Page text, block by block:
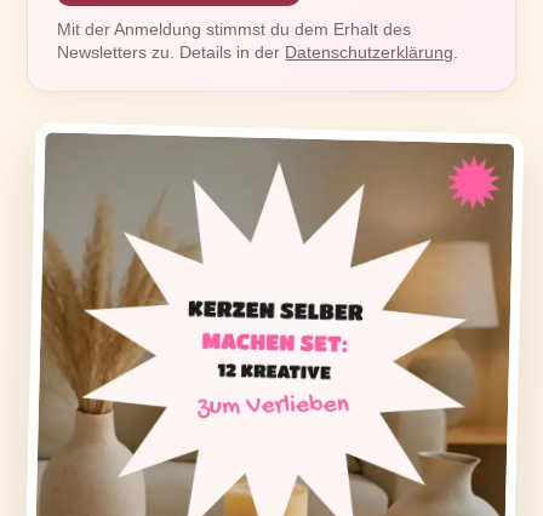
Mit der Anmeldung stimmst du dem Erhalt des
Newsletters zu. Details in der Datenschutzerklärung.